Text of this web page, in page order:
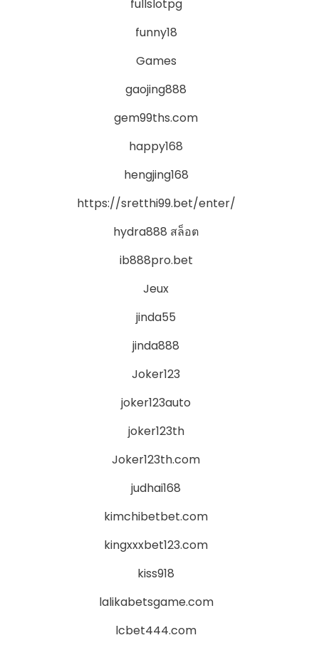
fullslotpg
funny18
Games
gaojing888
gem99ths.com
happy168
hengjing168
https://sretthi99.bet/enter/
hydra888 สล็อต
ib888pro.bet
Jeux
jinda55
jinda888
Joker123
joker123auto
joker123th
Joker123th.com
judhai168
kimchibetbet.com
kingxxxbet123.com
kiss918
lalikabetsgame.com
lcbet444.com